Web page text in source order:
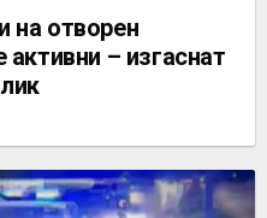
на отворен
– изгаснат